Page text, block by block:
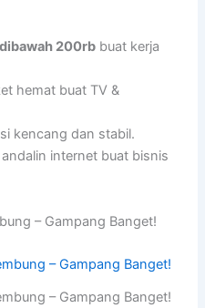
200rb buat kerja
hemat buat TV &
kencang dan stabil.
internet buat bisnis
– Gampang Banget!
– Gampang Banget!